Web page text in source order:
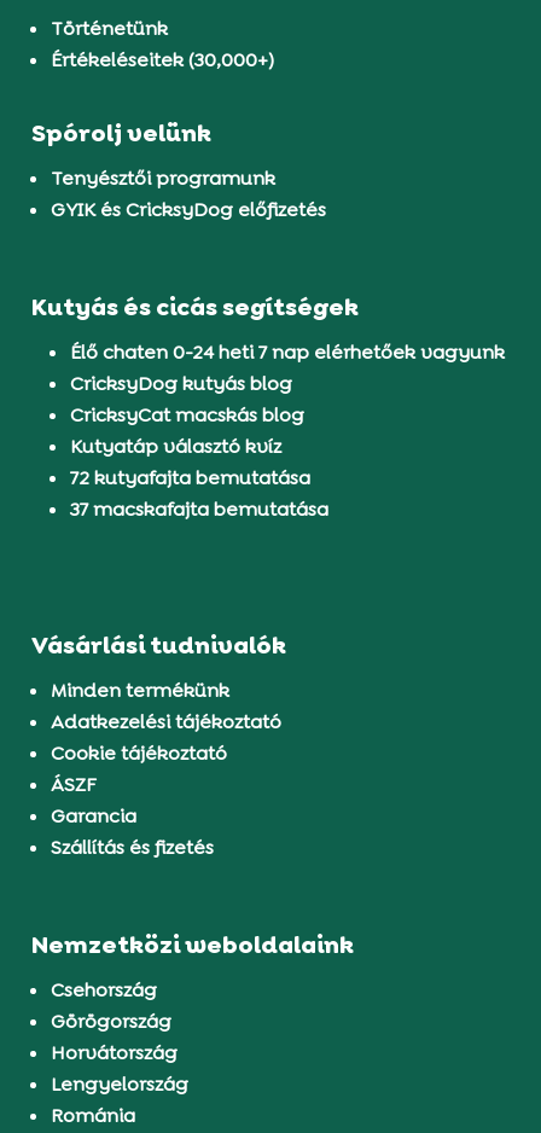
Történetünk
Értékeléseitek (30,000+)
Spórolj velünk
Tenyésztői programunk
GYIK és CricksyDog előfizetés
Kutyás és cicás segítségek
Élő chaten 0-24 heti 7 nap elérhetőek vagyunk
CricksyDog kutyás blog
CricksyCat macskás blog
Kutyatáp választó kvíz
72 kutyafajta bemutatása
37 macskafajta bemutatása
Vásárlási tudnivalók
Minden termékünk
Adatkezelési tájékoztató
Cookie tájékoztató
ÁSZF
Garancia
Szállítás és fizetés
Nemzetközi weboldalaink
Csehország
Görögország
Horvátország
Lengyelország
Románia